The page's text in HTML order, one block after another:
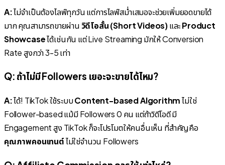
A:ไม่จำเป็นต้องไลฟ์ทุกวัน แต่การไลฟ์สม่ำเสมอจะช่วยเพิ่มยอดขายได้
มาก คุณสามารถขายผ่าน วิดีโอสั้น (Short Videos)และProduct
Showcaseได้เช่นกัน แต่ Live Streaming มักให้ Conversion
Rate สูงกว่า 3-5 เท่า
Q: ถ้าไม่มี Followers เยอะจะขายได้ไหม?
A:ได้! TikTok ใช้ระบบContent-based Algorithmไม่ใช่
Follower-based แม้มี Followers 0 คน แต่ถ้าวิดีโอดี มี
Engagement สูง TikTok ก็จะโปรโมตให้คนอื่นเห็น ที่สำคัญคือ
คุณภาพคอนเทนต์ไม่ใช่จำนวน Followers